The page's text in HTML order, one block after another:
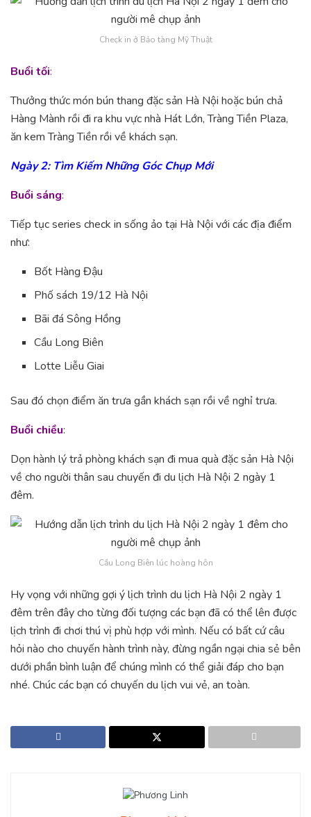
Check in ở Bảo tàng Mỹ Thuật
Buổi tối:
Thưởng thức món bún thang đặc sản Hà Nội hoặc bún chả
Hàng Mành rồi đi ra khu vực nhà Hát Lớn, Tràng Tiền Plaza,
ăn kem Tràng Tiền rồi về khách sạn.
Ngày 2: Tìm Kiếm Những Góc Chụp Mới
Buổi sáng:
Tiếp tục series check in sống ảo tại Hà Nội với các địa điểm
như:
Bốt Hàng Đậu
Phố sách 19/12 Hà Nội
Bãi đá Sông Hồng
Cầu Long Biên
Lotte Liễu Giai
Sau đó chọn điểm ăn trưa gần khách sạn rồi về nghỉ trưa.
Buổi chiều:
Dọn hành lý trả phòng khách sạn đi mua quà đặc sản Hà Nội
về cho người thân sau chuyến đi du lịch Hà Nội 2 ngày 1
đêm.
Cầu Long Biên lúc hoàng hôn
Hy vọng với những gợi ý lịch trình du lịch Hà Nội 2 ngày 1
đêm trên đây cho từng đối tượng các bạn đã có thể lên được
lịch trình đi chơi thú vị phù hợp với mình. Nếu có bất cứ câu
hỏi nào cho chuyến hành trình này, đừng ngần ngại chia sẻ bên
dưới phần bình luận để chúng mình có thể giải đáp cho bạn
nhé. Chúc các bạn có chuyến du lịch vui vẻ, an toàn.